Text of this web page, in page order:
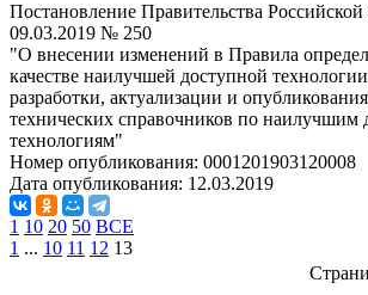
Постановление Правительства
09.03.2019 № 250
"О внесении изменений в Правила
качестве наилучшей доступной
разработки, актуализации и
технических справочников по наилучшим
технологиям"
Номер опубликования: 0001201903120008
Дата опубликования: 12.03.2019
1 10 20 50 ВСЕ
1 ... 10 11 12 13